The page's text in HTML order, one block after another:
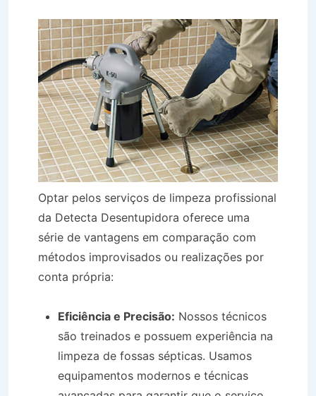
Optar pelos serviços de limpeza profissional
da Detecta Desentupidora oferece uma
série de vantagens em comparação com
métodos improvisados ou realizações por
conta própria:
Eficiência e Precisão: Nossos técnicos
são treinados e possuem experiência na
limpeza de fossas sépticas. Usamos
equipamentos modernos e técnicas